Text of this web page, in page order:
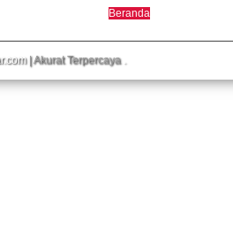
Beranda
| Akurat Terpercaya